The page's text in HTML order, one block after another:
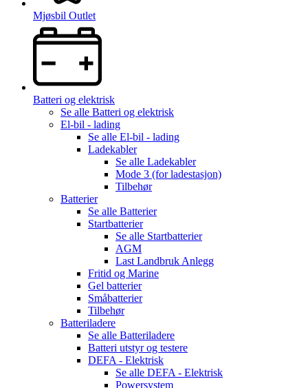
Mjøsbil Outlet
Batteri og elektrisk
Se alle Batteri og elektrisk
El-bil - lading
Se alle El-bil - lading
Ladekabler
Se alle Ladekabler
Mode 3 (for ladestasjon)
Tilbehør
Batterier
Se alle Batterier
Startbatterier
Se alle Startbatterier
AGM
Last Landbruk Anlegg
Fritid og Marine
Gel batterier
Småbatterier
Tilbehør
Batteriladere
Se alle Batteriladere
Batteri utstyr og testere
DEFA - Elektrisk
Se alle DEFA - Elektrisk
Powersystem